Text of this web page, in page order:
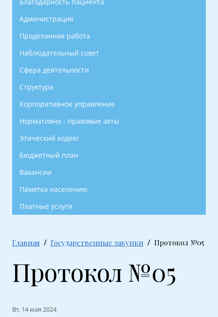
Администрация
Проделанная работа
Наблюдательный совет
Сфера деятельности
Структура
Корпоративное управление
Нормативно - правовые акты
Этический кодекс
Бюджетный план
Вакансии
Памятка населению
Платные услуги
Главная Государственные закупки Протокол №05
Протокол №05
Вт, 14 мая 2024